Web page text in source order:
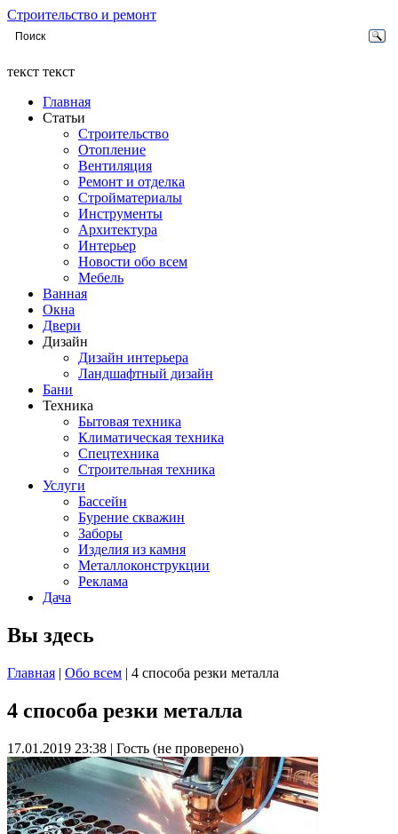
Строительство и ремонт
текст текст
Главная
Статьи
Строительство
Отопление
Вентиляция
Ремонт и отделка
Стройматериалы
Инструменты
Архитектура
Интерьер
Новости обо всем
Мебель
Ванная
Окна
Двери
Дизайн
Дизайн интерьера
Ландшафтный дизайн
Бани
Техника
Бытовая техника
Климатическая техника
Спецтехника
Строительная техника
Услуги
Бассейн
Бурение скважин
Заборы
Изделия из камня
Металлоконструкции
Реклама
Дача
Вы здесь
Главная | Обо всем | 4 способа резки металла
4 способа резки металла
17.01.2019 23:38 | Гость (не проверено)